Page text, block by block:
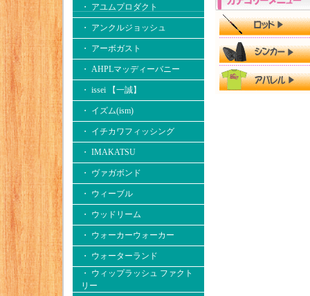
・ アユムプロダクト
・ アンクルジョッシュ
・ アーボガスト
・ AHPLマッディーバニー
・ issei 【一誠】
・ イズム(ism)
・ イチカワフィッシング
・ IMAKATSU
・ ヴァガボンド
・ ウィーブル
・ ウッドリーム
・ ウォーカーウォーカー
・ ウォーターランド
・ ウィップラッシュ ファクト
リー